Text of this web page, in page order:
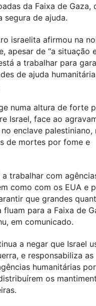
da Faixa de Gaza,
segura de ajuda.
israelita afirmou na
apesar de “a situação
a trabalhar para
de ajuda
numa altura de forte
Israel, face ao
enclave palestiniano,
de mortes por fome e
a trabalhar com
como com os EUA e
que grandes
para a Faixa de
em comunicado.
a negar que Israel
e responsabiliza as
humanitárias
os